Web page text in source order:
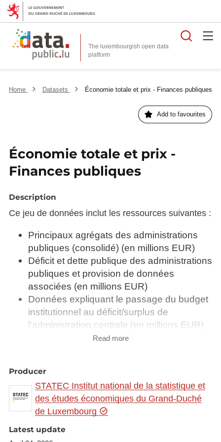
The luxembourgish open data
platform
Home Datasets Économie totale et prix - Finances publiques
Add to favourites
Économie totale et prix -
Finances publiques
Description
Ce jeu de données inclut les ressources suivantes :
Principaux agrégats des administrations
publiques (consolidé) (en millions EUR)
Déficit et dette publique des administrations
publiques et provision de données
associées (en millions EUR)
Données expliquant le passage du budget
institutionnel au déficit/surplus de
l'administration centrale (en millions EUR)
Données expliquant le passage du budget
Données expliquant le passage du budget
institutionnel au déficit/surplus des
administrations de sécurité sociale (en
millions EUR)
Recettes et Dépenses des administrations
Read more
Producer
STATEC Institut national de la statistique et
des études économiques du Grand-Duché
de Luxembourg
Latest update